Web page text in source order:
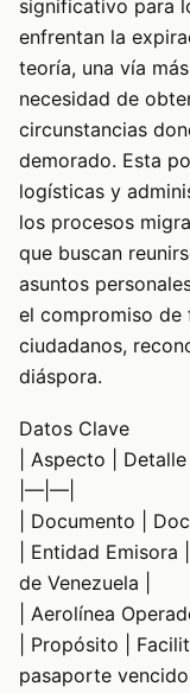
significativo para
enfrentan la
teoría, una vía
necesidad de
circunstancias
demorado. Esta
logísticas y
los procesos
que buscan
asuntos
el compromiso
ciudadanos,
diáspora.
Datos Clave
| Aspecto | Detalle |
|—|—|
| Documento |
| Entidad
de Venezuela |
| Aerolínea
| Propósito |
pasaporte vencido |